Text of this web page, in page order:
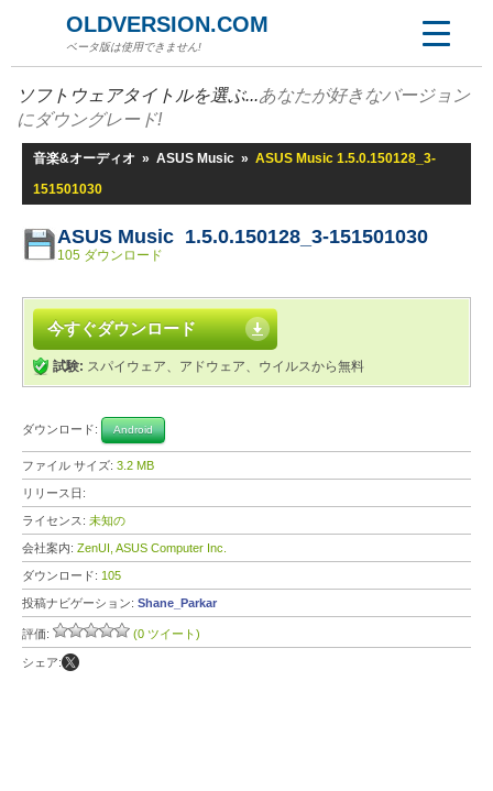
OLDVERSION.COM
ベータ版は使用できません!
ソフトウェアタイトルを選ぶ...あなたが好きなバージョン
にダウングレード!
音楽&オーディオ » ASUS Music » ASUS Music 1.5.0.150128_3-
151501030
ASUS Music 1.5.0.150128_3-151501030
105 ダウンロード
今すぐダウンロード
試験: スパイウェア、アドウェア、ウイルスから無料
ダウンロード: Android
ファイル サイズ: 3.2 MB
リリース日:
ライセンス: 未知の
会社案内: ZenUI, ASUS Computer Inc.
ダウンロード: 105
投稿ナビゲーション: Shane_Parkar
評価: (0 ツイート)
シェア: